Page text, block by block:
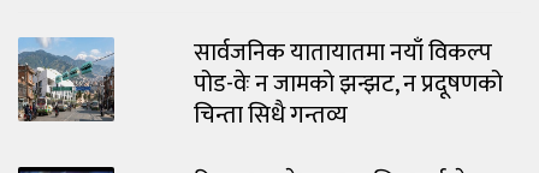
सार्वजनिक यातायातमा नयाँ विकल्प
पोड-वेः न जामको झन्झट, न प्रदूषणको
चिन्ता सिधै गन्तव्य